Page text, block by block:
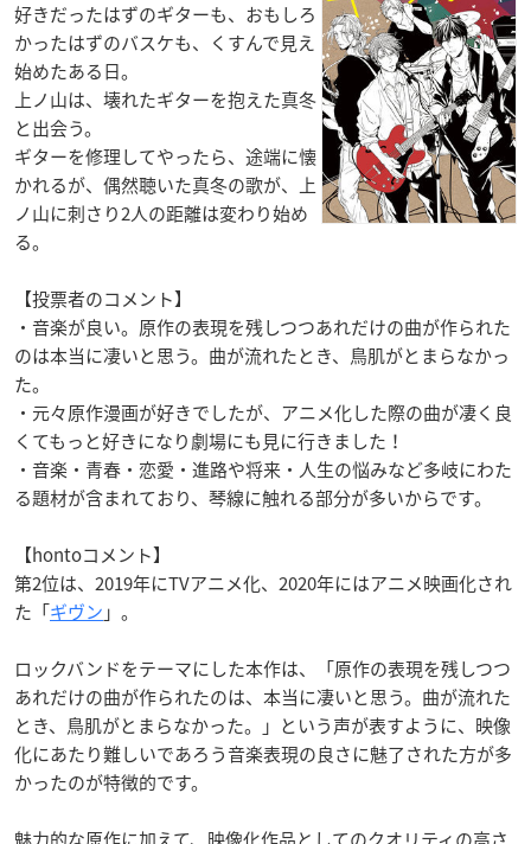
好きだったはずのギターも、おもしろ
かったはずのバスケも、くすんで見え
始めたある日。
上ノ山は、壊れたギターを抱えた真冬
と出会う。
ギターを修理してやったら、途端に懐
かれるが、偶然聴いた真冬の歌が、上
ノ山に刺さり2人の距離は変わり始め
る。
【投票者のコメント】
・音楽が良い。原作の表現を残しつつあれだけの曲が作られた
のは本当に凄いと思う。曲が流れたとき、鳥肌がとまらなかっ
た。
・元々原作漫画が好きでしたが、アニメ化した際の曲が凄く良
くてもっと好きになり劇場にも見に行きました！
・音楽・青春・恋愛・進路や将来・人生の悩みなど多岐にわた
る題材が含まれており、琴線に触れる部分が多いからです。
【hontoコメント】
第2位は、2019年にTVアニメ化、2020年にはアニメ映画化され
た「ギヴン 」。
ロックバンドをテーマにした本作は、「原作の表現を残しつつ
あれだけの曲が作られたのは、本当に凄いと思う。曲が流れた
とき、鳥肌がとまらなかった。」という声が表すように、映像
化にあたり難しいであろう音楽表現の良さに魅了された方が多
かったのが特徴的です。